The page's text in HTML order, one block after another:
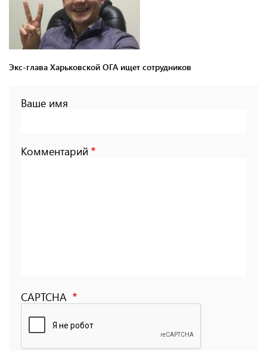
Экс-глава Харьковской ОГА ищет сотрудников
Ваше имя
Комментарий
CAPTCHA